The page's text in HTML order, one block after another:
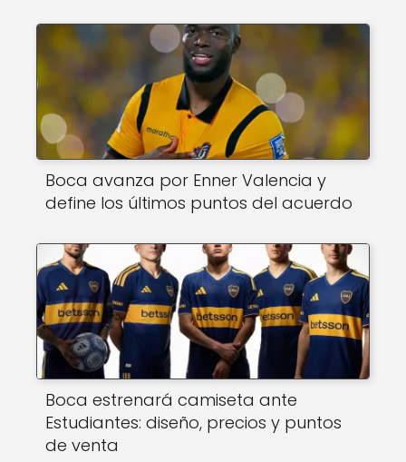
Boca avanza por Enner Valencia y
define los últimos puntos del acuerdo
Boca estrenará camiseta ante
Estudiantes: diseño, precios y puntos
de venta